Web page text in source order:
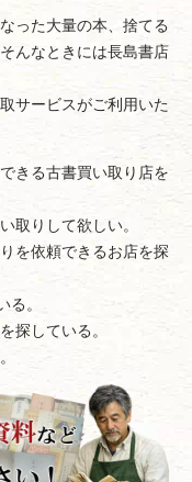
った大量の本、捨てる
んなときには長島書店
サービスがご利用いた
きる古書買い取り店を
取りして欲しい。
を依頼できるお店を探
。
探している。